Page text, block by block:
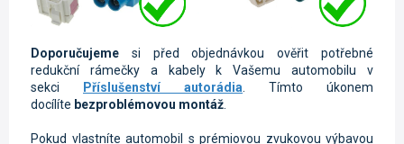
Doporučujeme
si před objednávkou ověřit potřebné
redukční rámečky a kabely k Vašemu automobilu v
sekci
Příslušenství autorádia . Tímto úkonem
docílíte bezproblémovou montáž
Pokud vlastníte automobil s prémiovou zvukovou výbavou